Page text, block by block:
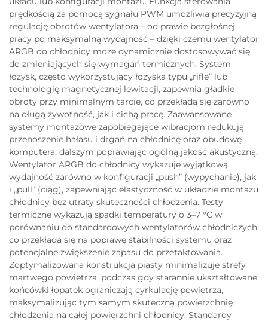
prędkością za pomocą sygnału PWM umożliwia precyzyjną
regulację obrotów wentylatora – od prawie bezgłośnej
pracy po maksymalną wydajność – dzięki czemu wentylator
ARGB do chłodnicy może dynamicznie dostosowywać się
do zmieniających się wymagań termicznych. System
łożysk, często wykorzystujący łożyska typu „rifle” lub
technologię magnetycznej lewitacji, zapewnia gładkie
obroty przy minimalnym tarcie, co przekłada się zarówno
na długą żywotność, jak i cichą pracę. Zaawansowane
systemy montażowe zapobiegające wibracjom redukują
przenoszenie hałasu i drgań na chłodnicę oraz obudowę
komputera, dalszym poprawiając ogólną jakość akustyczną.
Wentylator ARGB do chłodnicy wykazuje wyjątkową
wydajność zarówno w konfiguracji „push” (wypychanie), jak
i „pull” (ciąg), zapewniając elastyczność w układzie montażu
chłodnicy bez utraty skuteczności chłodzenia. Testy
termiczne wykazują spadki temperatury o 3–7 °C w
porównaniu do standardowych wentylatorów chłodniczych,
co przekłada się na poprawę stabilności systemu oraz
potencjalne zwiększenie zapasu do przetaktowania.
Zoptymalizowana konstrukcja piasty minimalizuje strefy
martwego powietrza, podczas gdy starannie ukształtowane
końcówki łopatek ograniczają cyrkulację powietrza,
maksymalizując tym samym skuteczną powierzchnię
chłodzenia na całej powierzchni chłodnicy. Standardy